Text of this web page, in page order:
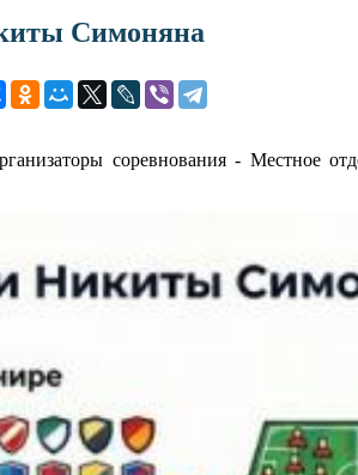
Симоняна
соревнования - Местное